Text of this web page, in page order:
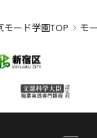
モード学園TOP モ